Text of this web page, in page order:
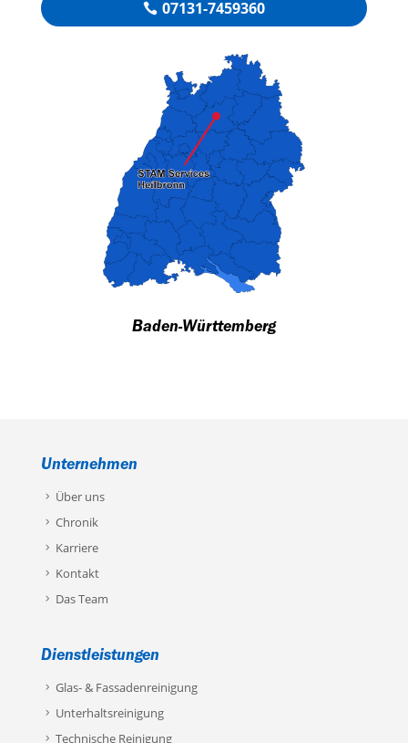
07131-7459360
Baden-Württemberg
Unternehmen
Über uns
Chronik
Karriere
Kontakt
Das Team
Dienstleistungen
Glas- & Fassadenreinigung
Unterhaltsreinigung
Technische Reinigung